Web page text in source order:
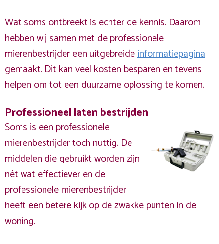
Wat soms ontbreekt is echter de kennis. Daarom
hebben wij samen met de professionele
mierenbestrijder een uitgebreideinformatiepagina
gemaakt. Dit kan veel kosten besparen en tevens
helpen om tot een duurzame oplossing te komen.
Professioneel laten bestrijden
Soms is een professionele
mierenbestrijder toch nuttig. De
middelen die gebruikt worden zijn
nét wat effectiever en de
professionele mierenbestrijder
heeft een betere kijk op de zwakke punten in de
woning.